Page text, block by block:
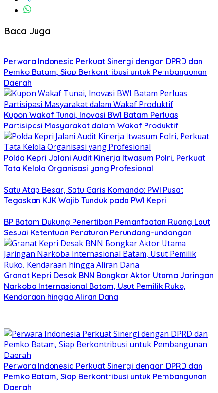
Baca Juga
Perwara Indonesia Perkuat Sinergi dengan DPRD dan
Pemko Batam, Siap Berkontribusi untuk Pembangunan
Daerah
Kupon Wakaf Tunai, Inovasi BWI Batam Perluas
Partisipasi Masyarakat dalam Wakaf Produktif
Polda Kepri Jalani Audit Kinerja Itwasum Polri, Perkuat
Tata Kelola Organisasi yang Profesional
Satu Atap Besar, Satu Garis Komando: PWI Pusat
Tegaskan KJK Wajib Tunduk pada PWI Kepri
BP Batam Dukung Penertiban Pemanfaatan Ruang Laut
Sesuai Ketentuan Peraturan Perundang-undangan
Granat Kepri Desak BNN Bongkar Aktor Utama Jaringan
Narkoba Internasional Batam, Usut Pemilik Ruko,
Kendaraan hingga Aliran Dana
Perwara Indonesia Perkuat Sinergi dengan DPRD dan
Pemko Batam, Siap Berkontribusi untuk Pembangunan
Daerah